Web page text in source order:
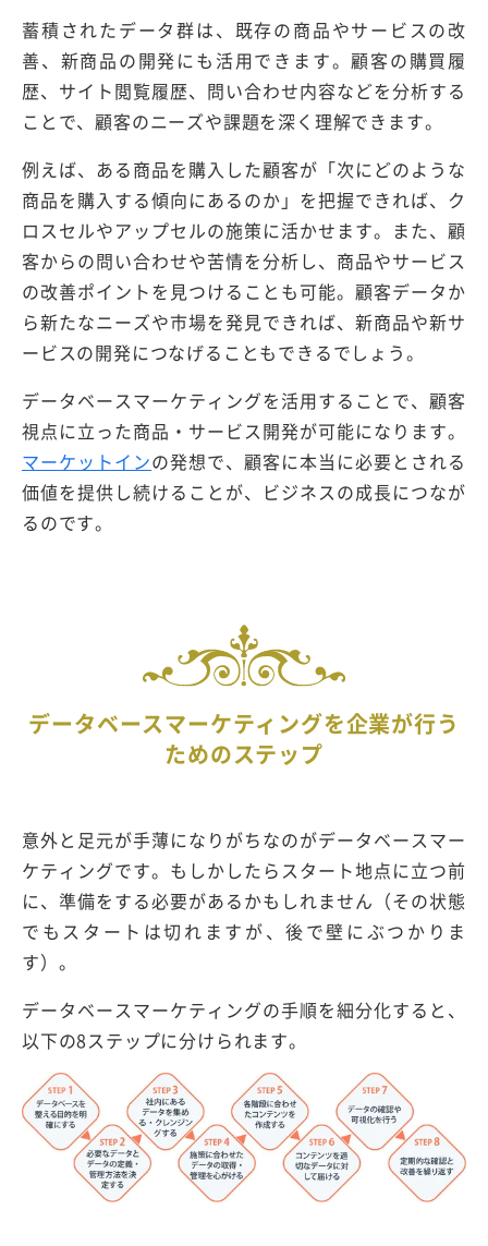
蓄積されたデータ群は、既存の商品やサービスの改
善、新商品の開発にも活用できます。顧客の購買履
歴、サイト閲覧履歴、問い合わせ内容などを分析する
ことで、顧客のニーズや課題を深く理解できます。
例えば、ある商品を購入した顧客が「次にどのような
商品を購入する傾向にあるのか」を把握できれば、ク
ロスセルやアップセルの施策に活かせます。また、顧
客からの問い合わせや苦情を分析し、商品やサービス
の改善ポイントを見つけることも可能。顧客データか
ら新たなニーズや市場を発見できれば、新商品や新サ
ービスの開発につなげることもできるでしょう。
データベースマーケティングを活用することで、顧客
視点に立った商品・サービス開発が可能になります。
マーケットインの発想で、顧客に本当に必要とされる
価値を提供し続けることが、ビジネスの成長につなが
るのです。
データベースマーケティングを企業が行う
ためのステップ
意外と足元が手薄になりがちなのがデータベースマー
ケティングです。もしかしたらスタート地点に立つ前
に、準備をする必要があるかもしれません（その状態
でもスタートは切れますが、後で壁にぶつかりま
す）。
データベースマーケティングの手順を細分化すると、
以下の8ステップに分けられます。